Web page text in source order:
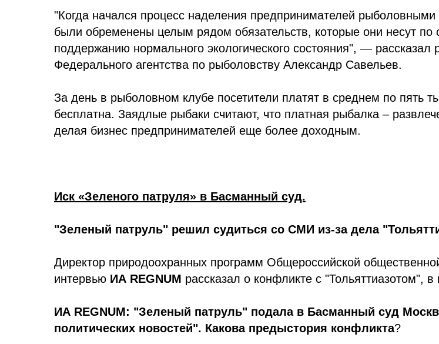
"Когда начался процесс наделения предпринимателей
были обременены целым рядом обязательств, которые они несут
поддержанию нормального экологического состояния", — рассказал
Федерального агентства по рыболовству Александр Савельев.
За день в рыболовном клубе посетители платят в среднем по пять
бесплатна. Заядлые рыбаки считают, что платная рыбалка –
делая бизнес предпринимателей еще более доходным.
Иск «Зеленого патруля» в Басманный суд.
"Зеленый патруль" решил судиться со СМИ из-за дела
Директор природоохранных программ Общероссийской
интервью ИА REGNUM рассказал о конфликте с "Тольяттиазотом",
ИА REGNUM: "Зеленый патруль" подала в Басманный суд
политических новостей". Какова предыстория конфликта?